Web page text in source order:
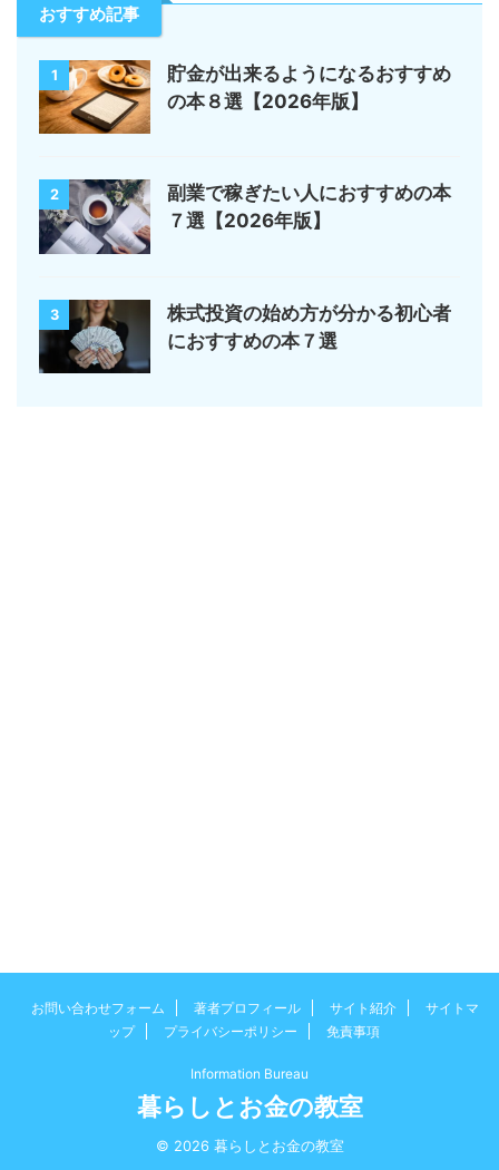
おすすめ記事
1
貯金が出来るようになるおすすめ
の本８選【2026年版】
2
副業で稼ぎたい人におすすめの本
７選【2026年版】
3
株式投資の始め方が分かる初心者
におすすめの本７選
お問い合わせフォーム 著者プロフィール サイト紹介
サイトマ
ップ
プライバシーポリシー 免責事項
Information Bureau
暮らしとお金の教室
© 2026 暮らしとお金の教室